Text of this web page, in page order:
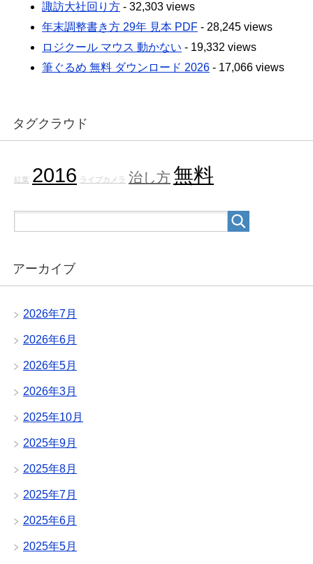
諏訪大社回り方 - 32,303 views
年末調整書き方 29年 見本 PDF - 28,245 views
ロジクール マウス 動かない - 19,332 views
筆ぐるめ 無料 ダウンロード 2026 - 17,066 views
タグクラウド
紅葉 2016 ライブカメラ 治し方無料
アーカイブ
2026年7月
2026年6月
2026年5月
2026年3月
2025年10月
2025年9月
2025年8月
2025年7月
2025年6月
2025年5月